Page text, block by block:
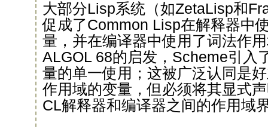
大部分Lisp系统（如ZetaLisp和
促成了Common Lisp在解释器中
量，并在编译器中使用了词法作
ALGOL 68的启发，Scheme引入
量的单一使用；这被广泛认同是
作用域的变量，但必须将其显式
CL解释器和编译器之间的作用域